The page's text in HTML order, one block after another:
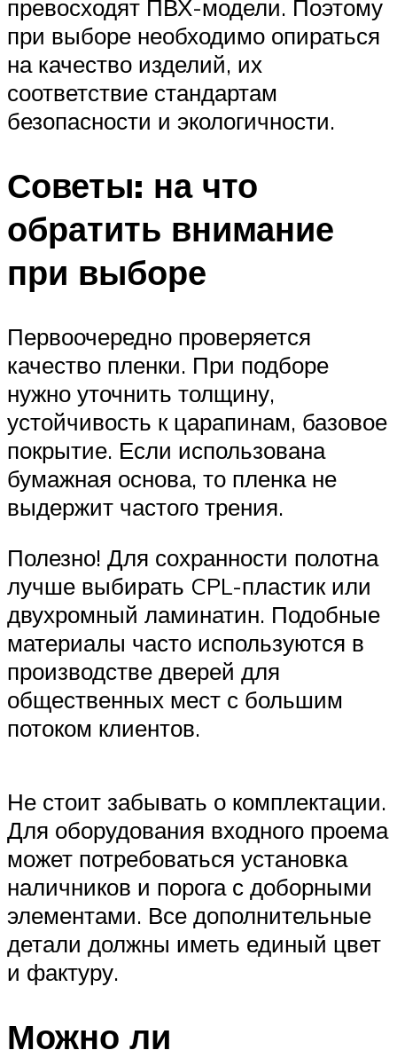
превосходят ПВХ-модели. Поэтому
при выборе необходимо опираться
на качество изделий, их
соответствие стандартам
безопасности и экологичности.
Советы: на что
обратить внимание
при выборе
Первоочередно проверяется
качество пленки. При подборе
нужно уточнить толщину,
устойчивость к царапинам, базовое
покрытие. Если использована
бумажная основа, то пленка не
выдержит частого трения.
Полезно! Для сохранности полотна
лучше выбирать CPL-пластик или
двухромный ламинатин. Подобные
материалы часто используются в
производстве дверей для
общественных мест с большим
потоком клиентов.
Не стоит забывать о комплектации.
Для оборудования входного проема
может потребоваться установка
наличников и порога с доборными
элементами. Все дополнительные
детали должны иметь единый цвет
и фактуру.
Можно ли